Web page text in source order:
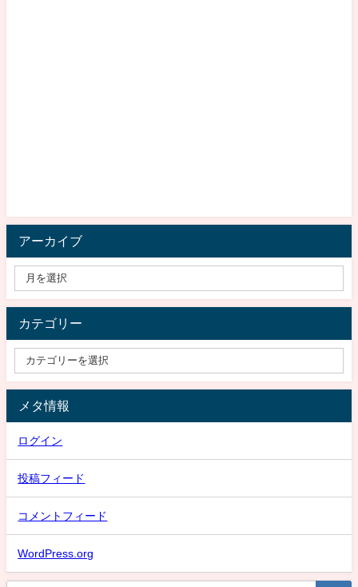
アーカイブ
カテゴリー
メタ情報
ログイン
投稿フィード
コメントフィード
WordPress.org